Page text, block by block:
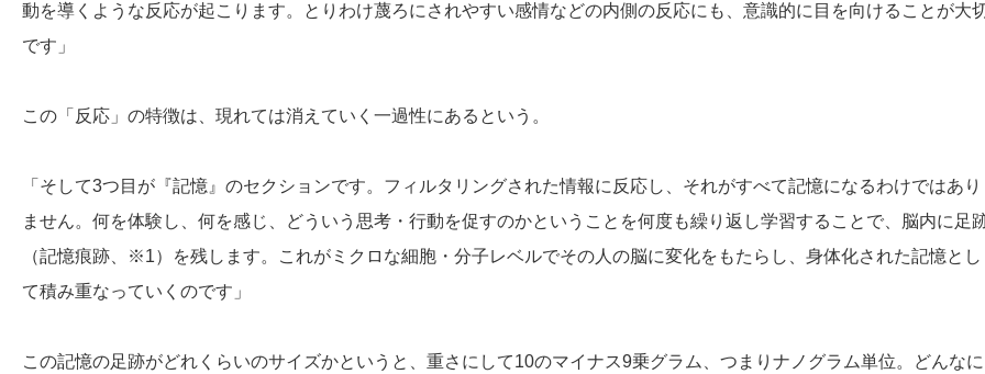
動を導くような反応が起こります。とりわけ蔑ろにされやすい感情などの内側の反応にも、意識的に目を向けることが大
です」
この「反応」の特徴は、現れては消えていく一過性にあるという。
「そして3つ目が『記憶』のセクションです。フィルタリングされた情報に反応し、それがすべて記憶になるわけではあり
ません。何を体験し、何を感じ、どういう思考・行動を促すのかということを何度も繰り返し学習することで、脳内に足
（記憶痕跡、※1）を残します。これがミクロな細胞・分子レベルでその人の脳に変化をもたらし、身体化された記憶とし
て積み重なっていくのです」
この記憶の足跡がどれくらいのサイズかというと、重さにして10のマイナス9乗グラム、つまりナノグラム単位。どんなに